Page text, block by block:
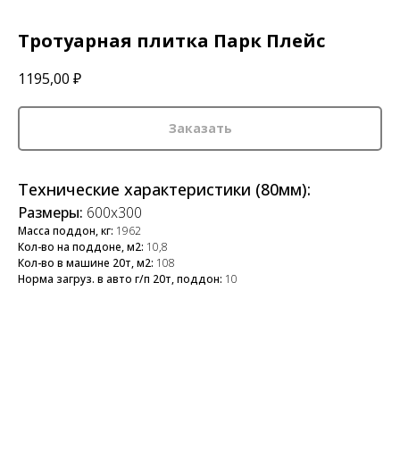
Тротуарная плитка Парк Плейс
1195,00 ₽
Заказать
Технические характеристики (80мм):
Размеры: 600х300
Масса поддон, кг: 1962
Кол-во на поддоне, м2: 10,8
Кол-во в машине 20т, м2: 108
Норма загруз. в авто г/п 20т, поддон: 10